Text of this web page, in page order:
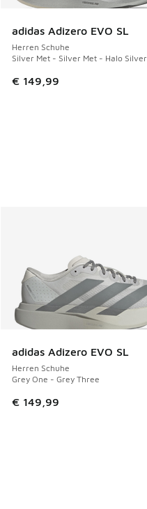
adidas Adizero EVO SL
Herren Schuhe
Silver Met - Silver Met - Halo Silver
€ 149,99
adidas Adizero EVO SL
Herren Schuhe
Grey One - Grey Three
€ 149,99